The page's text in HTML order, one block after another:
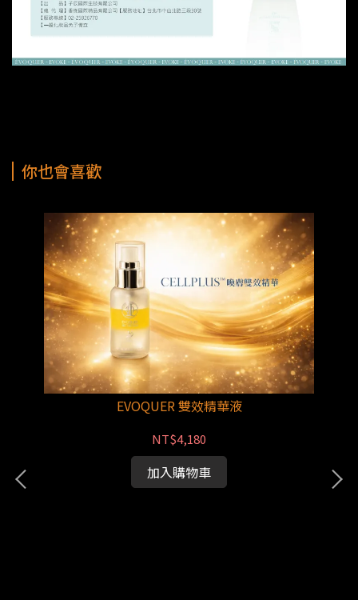
你也會喜歡
EVOQUER 雙效精華液
NT$4,180
加入購物車